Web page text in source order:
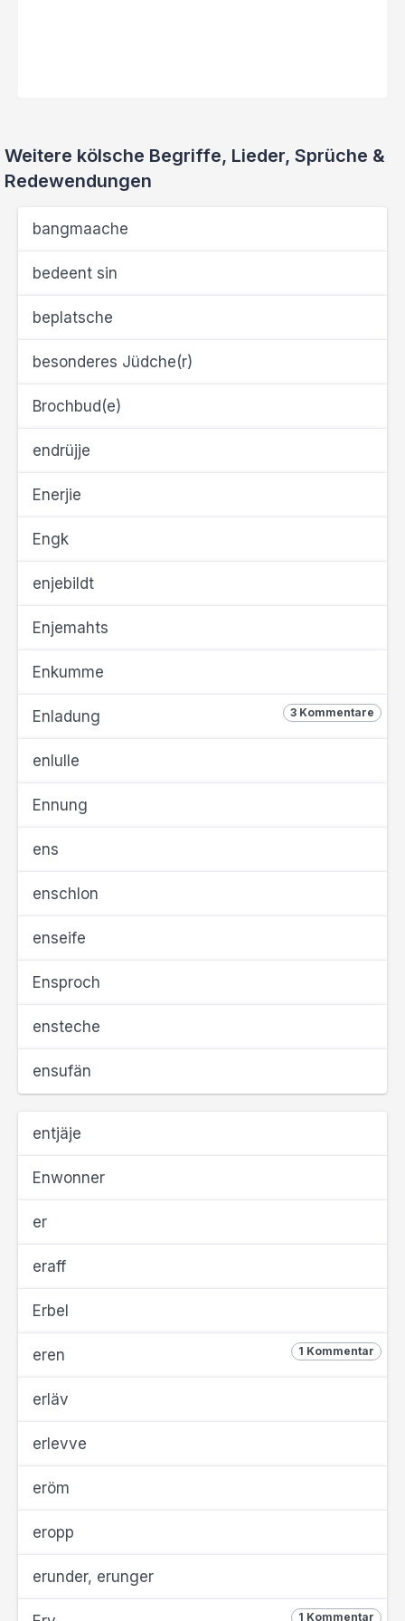
Weitere kölsche Begriffe, Lieder, Sprüche &
Redewendungen
bangmaache
bedeent sin
beplatsche
besonderes Jüdche(r)
Brochbud(e)
endrüjje
Enerjie
Engk
enjebildt
Enjemahts
Enkumme
3 Kommentare
Enladung
enlulle
Ennung
ens
enschlon
enseife
Ensproch
ensteche
ensufän
entjäje
Enwonner
er
eraff
Erbel
1 Kommentar
eren
erläv
erlevve
eröm
eropp
erunder, erunger
1 Kommentar